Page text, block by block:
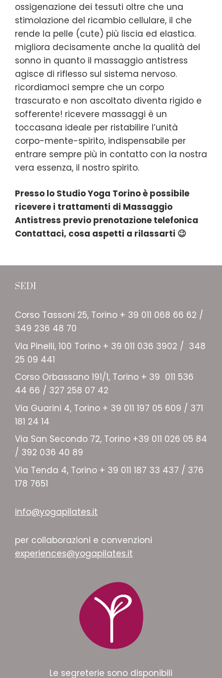
ossigenazione dei tessuti oltre che una
stimolazione del ricambio cellulare, il che
rende la pelle (cute) più liscia ed elastica.
migliora decisamente anche la qualità del
sonno in quanto il massaggio antistress
agisce di riflesso sul sistema nervoso.
ricordiamoci sempre che un corpo
trascurato e non ascoltato diventa rigido e
sofferente! ricevere massaggi è un
toccasana ideale per ristabilire l’unità
corpo-mente-spirito, indispensabile per
entrare sempre più in contatto con la nostra
vera essenza, il nostro spirito.
Presso lo Studio Yoga Torino è possibile
ricevere i trattamenti di Massaggio
Antistress previo prenotazione telefonica
Contattaci, cosa aspetti a rilassarti 😉
SEDI
Corso Tassoni 25, Torino + 39 011 068 66 62 /
349 236 48 70
Via Pinelli, 100 Torino + 39 011 036 3902 / 348
25 09 441
Corso Orbassano 191/1, Torino + 39 011 536
44 66 / 327 258 07 42
Via Guarini 4, Torino + 39 011 197 05 609 / 371
181 24 14
Via San Secondo 72, Torino +39 011 026 05 84
/ 392 036 40 89
Via Tenda 4, Torino + 39 011 187 33 437 / 376
178 7651
info@yogapilates.it
per collaborazioni e convenzioni
experiences@yogapilates.it
Le segreterie sono disponibili